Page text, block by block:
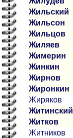
Жильский
Жильсон
Жильцов
Жиляев
Жимерин
Жинкин
Жирнов
Жиронкин
Жиряков
Житинский
Житков
Житников